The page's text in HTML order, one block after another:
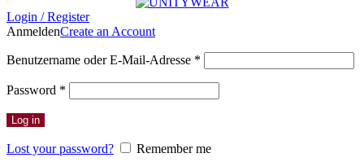
Login / Register
AnmeldenCreate an Account
Benutzername oder E-Mail-Adresse *
Password *
Log in
Lost your password? Remember me